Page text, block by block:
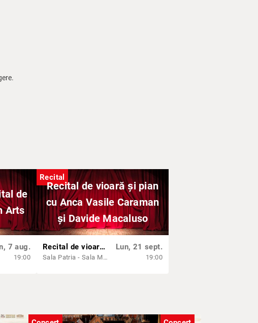
de
Arts
7 aug.
19:00
Recital
Recital de vioară și pian
cu Anca Vasile Caraman
și Davide Macaluso
Recital de vioară și pian cu Anca Vasile Caraman și Davide Macaluso
Sala Patria - Sala Muzicii de Camera
Lun, 21 sept.
19:00